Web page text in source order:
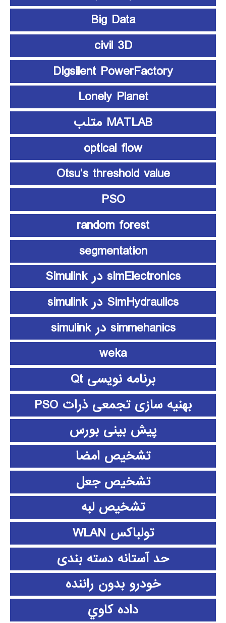
Big Data
civil 3D
Digsilent PowerFactory
Lonely Planet
MATLAB متلب
optical flow
Otsu’s threshold value
PSO
random forest
segmentation
simElectronics در Simulink
SimHydraulics در simulink
simmehanics در simulink
weka
برنامه نویسی Qt
بهنیه سازی تجمعی ذرات PSO
پیش بینی بورس
تشخیص امضا
تشخیص جعل
تشخیص لبه
تولباکس WLAN
حد آستانه دسته بندی
خودرو بدون راننده
داده كاوي